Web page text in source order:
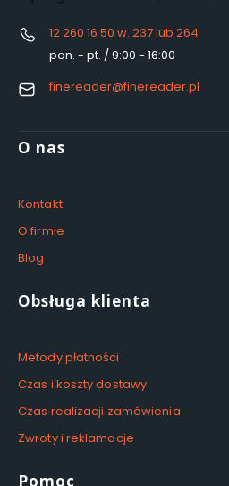
12 260 16 50 w. 237 lub 264
pon. - pt. / 9:00 - 16:00
finereader@finereader.pl
Linki w stopce
O nas
Kontakt
O firmie
Blog
Obsługa klienta
Metody płatności
Czas i koszty dostawy
Czas realizacji zamówienia
Zwroty i reklamacje
Pomoc